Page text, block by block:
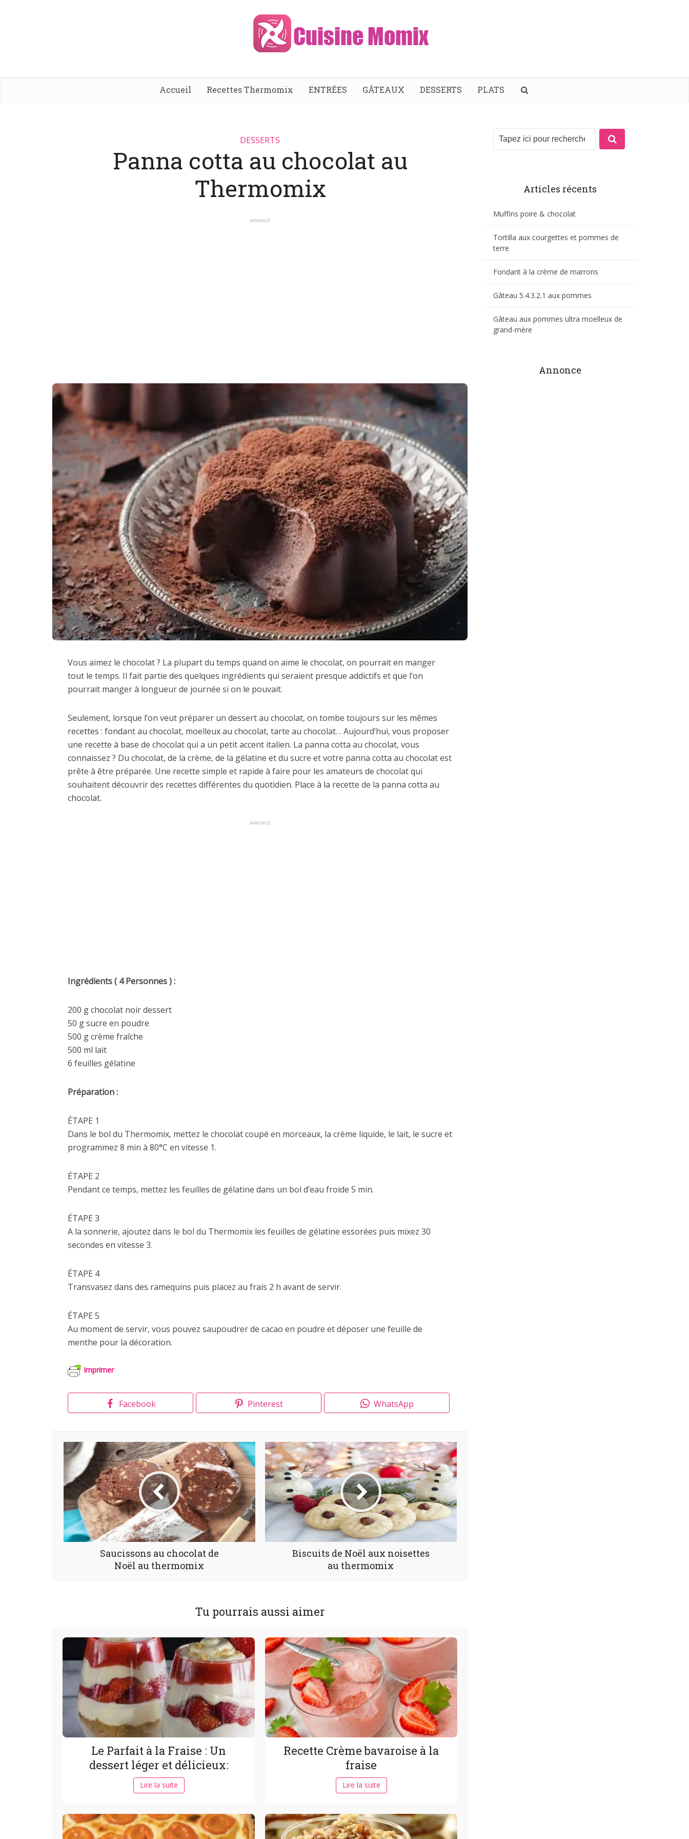
Accueil Recettes Thermomix ENTRÉES GÂTEAUX DESSERTS PLATS
DESSERTS
Panna cotta au chocolat au
Thermomix
ANNONCE
Vous aimez le chocolat ? La plupart du temps quand on aime le chocolat, on pourrait en manger
tout le temps. Il fait partie des quelques ingrédients qui seraient presque addictifs et que l’on
pourrait manger à longueur de journée si on le pouvait.
Seulement, lorsque l’on veut préparer un dessert au chocolat, on tombe toujours sur les mêmes
recettes : fondant au chocolat, moelleux au chocolat, tarte au chocolat… Aujourd’hui, vous proposer
une recette à base de chocolat qui a un petit accent italien. La panna cotta au chocolat, vous
connaissez ? Du chocolat, de la crème, de la gélatine et du sucre et votre panna cotta au chocolat est
prête à être préparée. Une recette simple et rapide à faire pour les amateurs de chocolat qui
souhaitent découvrir des recettes différentes du quotidien. Place à la recette de la panna cotta au
chocolat.
ANNONCE
Ingrédients ( 4 Personnes ) :
200 g chocolat noir dessert
50 g sucre en poudre
500 g crème fraîche
500 ml lait
6 feuilles gélatine
Préparation :
ÉTAPE 1
Dans le bol du Thermomix, mettez le chocolat coupé en morceaux, la crème liquide, le lait, le sucre et
programmez 8 min à 80°C en vitesse 1.
ÉTAPE 2
Pendant ce temps, mettez les feuilles de gélatine dans un bol d’eau froide 5 min.
ÉTAPE 3
A la sonnerie, ajoutez dans le bol du Thermomix les feuilles de gélatine essorées puis mixez 30
secondes en vitesse 3.
ÉTAPE 4
Transvasez dans des ramequins puis placez au frais 2 h avant de servir.
ÉTAPE 5
Au moment de servir, vous pouvez saupoudrer de cacao en poudre et déposer une feuille de
menthe pour la décoration.
Imprimer
Facebook Pinterest WhatsApp
Saucissons au chocolat de
Noël au thermomix
Biscuits de Noël aux noisettes
au thermomix
Tu pourrais aussi aimer
Le Parfait à la Fraise : Un
dessert léger et délicieux:
Lire la suite
Recette Crème bavaroise à la
fraise
Lire la suite
Articles récents
Muffins poire & chocolat
Tortilla aux courgettes et pommes de
terre
Fondant à la crème de marrons
Gâteau 5.4.3.2.1 aux pommes
Gâteau aux pommes ultra moelleux de
grand-mère
Annonce